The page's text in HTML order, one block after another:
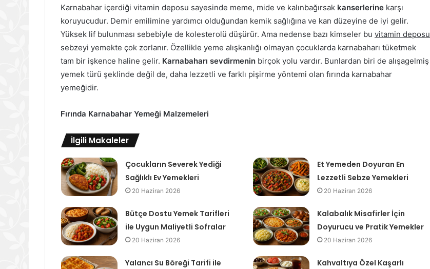
Karnabahar içerdiği vitamin deposu sayesinde meme, mide ve kalınbağırsak kanserlerine karşı
koruyucudur. Demir emilimine yardımcı olduğundan kemik sağlığına ve kan düzeyine de iyi gelir.
Yüksek lif bulunması sebebiyle de kolesterolü düşürür. Ama nedense bazı kimseler bu vitamin deposu
sebzeyi yemekte çok zorlanır. Özellikle yeme alışkanlığı olmayan çocuklarda karnabaharı tüketmek
tam bir işkence haline gelir. Karnabaharı sevdirmenin birçok yolu vardır. Bunlardan biri de alışagelmiş
yemek türü şeklinde değil de, daha lezzetli ve farklı pişirme yöntemi olan fırında karnabahar
yemeğidir.
Fırında Karnabahar Yemeği Malzemeleri
İlgili Makaleler
Çocukların Severek Yediği
Sağlıklı Ev Yemekleri
20 Haziran 2026
Et Yemeden Doyuran En
Lezzetli Sebze Yemekleri
20 Haziran 2026
Bütçe Dostu Yemek Tarifleri
ile Uygun Maliyetli Sofralar
20 Haziran 2026
Kalabalık Misafirler İçin
Doyurucu ve Pratik Yemekler
20 Haziran 2026
Yalancı Su Böreği Tarifi ile
Kahvaltıya Özel Kaşarlı